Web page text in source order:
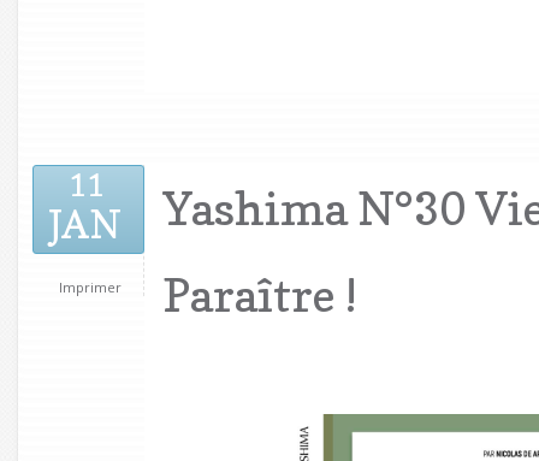
11
JAN
Imprimer
Yashima N°30
Paraître !